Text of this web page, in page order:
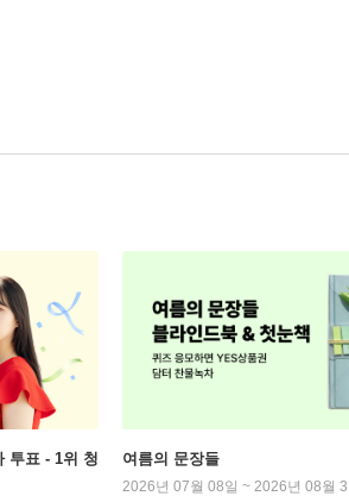
투표 - 1위 청
여름의 문장들
2026년 07월 08일 ~ 2026년 08월